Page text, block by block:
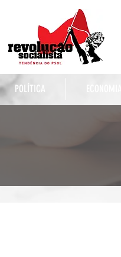
POLÍTICA